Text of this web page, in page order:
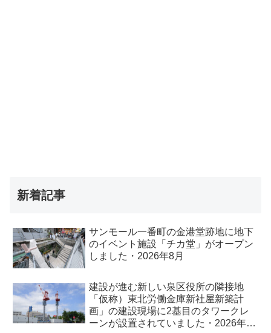
新着記事
サンモール一番町の金港堂跡地に地下
のイベント施設「チカ堂」がオープン
しました・2026年8月
建設が進む新しい泉区役所の隣接地
「仮称）東北労働金庫新社屋新築計
画」の建設現場に2基目のタワークレ
ーンが設置されていました・2026年8